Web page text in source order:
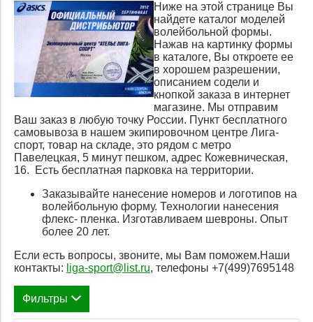
Ниже на этой странице Вы
найдете каталог моделей
волейбольной формы.
Нажав на картинку формы
в каталоге, Вы откроете ее
в хорошем разрешении,
описанием содели и
кнопкой заказа в интернет
магазине. Мы отправим
Ваш заказ в любую точку России. Пункт бесплатного
самовывоза в нашем экипировочном центре Лига-
спорт, товар на складе, это рядом с метро
Павелецкая, 5 минут пешком, адрес Кожевническая,
16. Есть бесплатная парковка на территории.
Заказывайте нанесение номеров и логотипов на
волейбольную форму. Технологии нанесения
флекс- пленка. Изготавливаем шевроны. Опыт
более 20 лет.
Если есть вопросы, звоните, мы Вам поможем.Наши
контакты: liga-sport@list.ru, телефоны +7(499)7695148
Фильтры